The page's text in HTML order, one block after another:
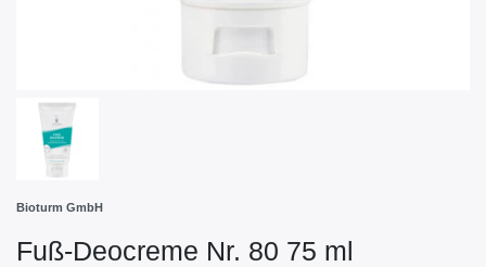
Bioturm GmbH
Fuß-Deocreme Nr. 80 75 ml